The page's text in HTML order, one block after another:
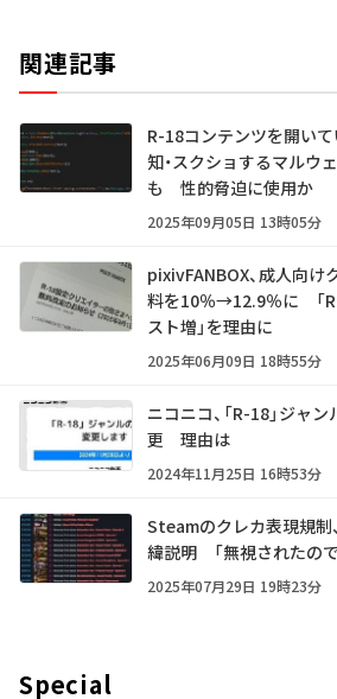
関連記事
R-18コンテンツを開い
知・スクショするマル
も 性的脅迫に使用か
2025年09月05日 13時05分
pixivFANBOX、成人向け
料を10％→12.9％に 「
スト増」を理由に
2025年06月09日 18時55分
ニコニコ、「R-18」ジャ
更 理由は
2024年11月25日 16時53分
Steamのクレカ表現規制
緯説明 「無視されたので
2025年07月29日 19時23分
Special